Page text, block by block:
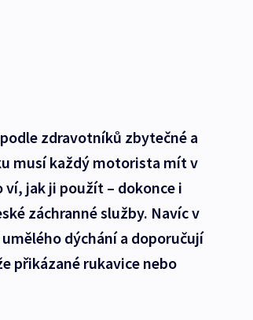
zdravotníků zbytečné a
musí každý motorista mít v
jak ji použít – dokonce i
záchranné služby. Navíc v
dýchání a doporučují
přikázané rukavice nebo